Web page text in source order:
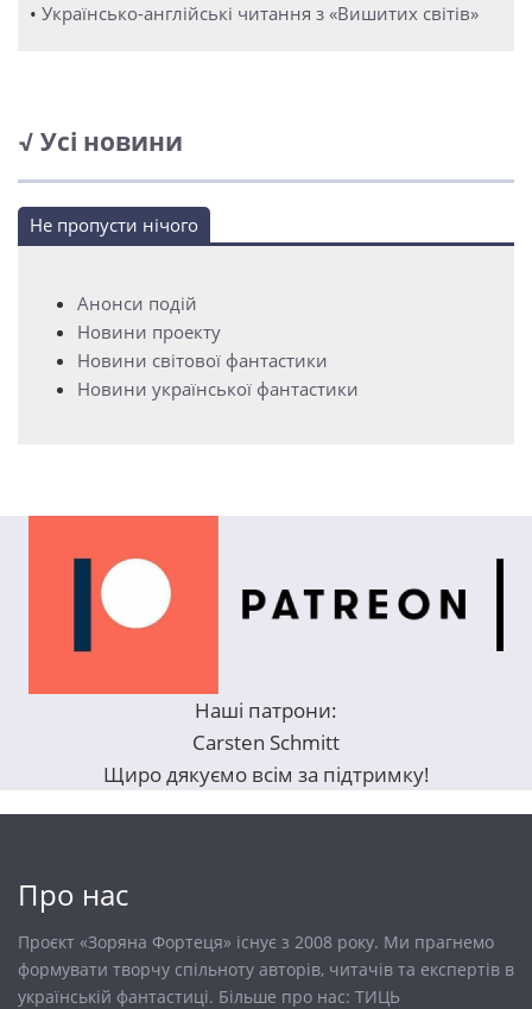
• Українсько-англійські читання з «Вишитих світів»
√ Усі новини
Не пропусти нічого
Анонси подій
Новини проекту
Новини світової фантастики
Новини української фантастики
Наші патрони:
Carsten Schmitt
Щиро дякуємо всім за підтримку!
Про нас
Проєкт «Зоряна Фортеця» існує з 2008 року. Ми прагнемо
формувати творчу спільноту авторів, читачів та експертів в
українській фантастиці. Більше про нас: ТИЦЬ